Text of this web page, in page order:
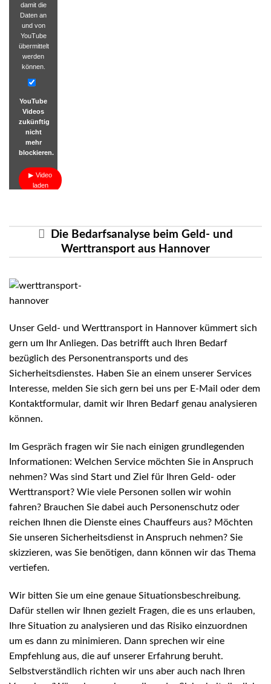
damit die
Daten an
und von
YouTube
übermittelt
werden
können.
YouTube
Videos
zukünftig
nicht
mehr
blockieren.
Video
laden
Die Bedarfsanalyse beim Geld- und
Werttransport aus Hannover
Unser Geld- und Werttransport in Hannover kümmert sich
gern um Ihr Anliegen. Das betrifft auch Ihren Bedarf
bezüglich des Personentransports und des
Sicherheitsdienstes. Haben Sie an einem unserer Services
Interesse, melden Sie sich gern bei uns per E-Mail oder dem
Kontaktformular, damit wir Ihren Bedarf genau analysieren
können.
Im Gespräch fragen wir Sie nach einigen grundlegenden
Informationen: Welchen Service möchten Sie in Anspruch
nehmen? Was sind Start und Ziel für Ihren Geld- oder
Werttransport? Wie viele Personen sollen wir wohin
fahren? Brauchen Sie dabei auch Personenschutz oder
reichen Ihnen die Dienste eines Chauffeurs aus? Möchten
Sie unseren Sicherheitsdienst in Anspruch nehmen? Sie
skizzieren, was Sie benötigen, dann können wir das Thema
vertiefen.
Wir bitten Sie um eine genaue Situationsbeschreibung.
Dafür stellen wir Ihnen gezielt Fragen, die es uns erlauben,
Ihre Situation zu analysieren und das Risiko einzuordnen
um es dann zu minimieren. Dann sprechen wir eine
Empfehlung aus, die auf unserer Erfahrung beruht.
Selbstverständlich richten wir uns aber auch nach Ihren